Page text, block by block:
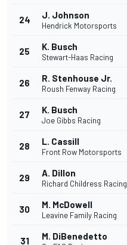
24 J. Johnson
Hendrick Motorsports
25 K. Busch
Stewart-Haas Racing
26 R. Stenhouse Jr.
Roush Fenway Racing
27 K. Busch
Joe Gibbs Racing
28 L. Cassill
Front Row Motorsports
29 A. Dillon
Richard Childress Racing
30 M. McDowell
Leavine Family Racing
31 M. DiBenedetto